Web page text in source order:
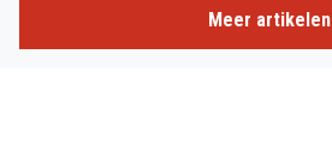
Meer artikelen